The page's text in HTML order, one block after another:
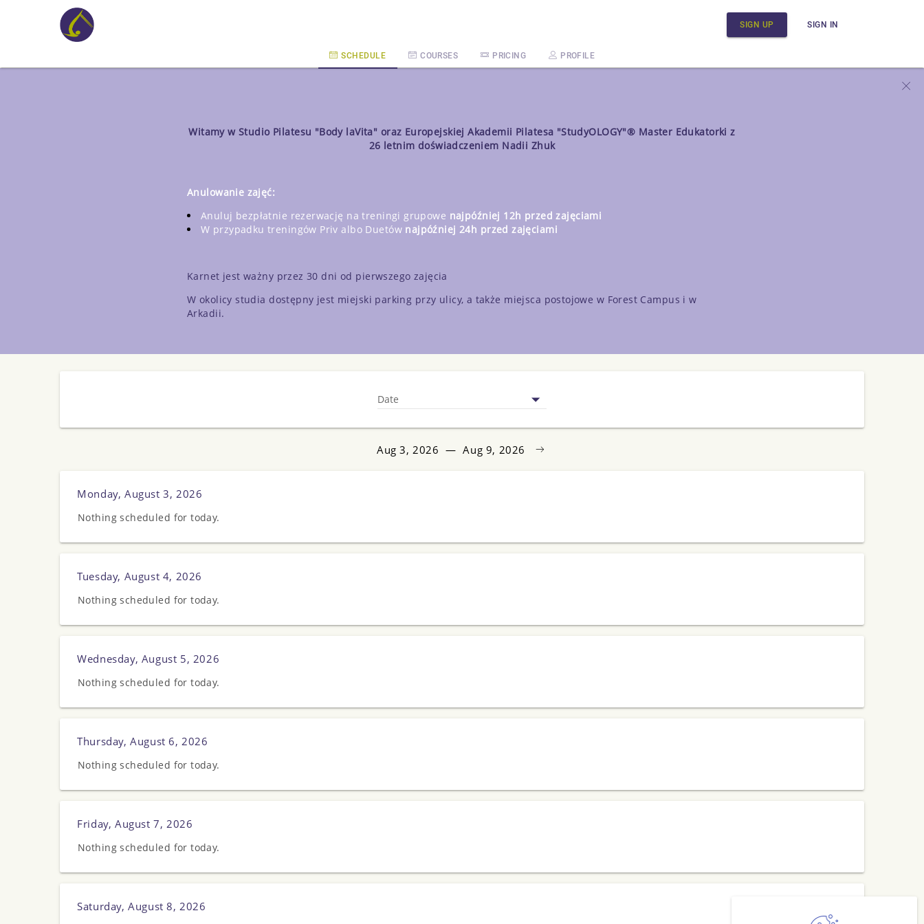
SIGN UP SIGN IN
SCHEDULE COURSES PRICING PROFILE
Witamy w Studio Pilatesu "Body laVita" oraz Europejskiej Akademii Pilatesa "StudyOLOGY"® Master Edukatorki z
26 letnim doświadczeniem Nadii Zhuk
Anulowanie zajęć:
Anuluj bezpłatnie rezerwację na treningi grupowe najpóźniej 12h przed zajęciami
W przypadku treningów Priv albo Duetów najpóźniej 24h przed zajęciami
Karnet jest ważny przez 30 dni od pierwszego zajęcia
W okolicy studia dostępny jest miejski parking przy ulicy, a także miejsca postojowe w Forest Campus i w
Arkadii.
Date
Aug 3, 2026 — Aug 9, 2026
Monday, August 3, 2026
Nothing scheduled for today.
Tuesday, August 4, 2026
Nothing scheduled for today.
Wednesday, August 5, 2026
Nothing scheduled for today.
Thursday, August 6, 2026
Nothing scheduled for today.
Friday, August 7, 2026
Nothing scheduled for today.
Saturday, August 8, 2026